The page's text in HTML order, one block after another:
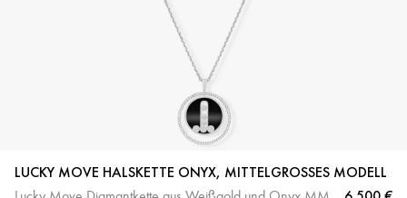
LUCKY MOVE HALSKETTE ONYX, MITTELGROSSES MODELL
Onyx
Roségold
Türkisweißes
Perlmutt
graues
PerlmuttWeissgold
Malaquit